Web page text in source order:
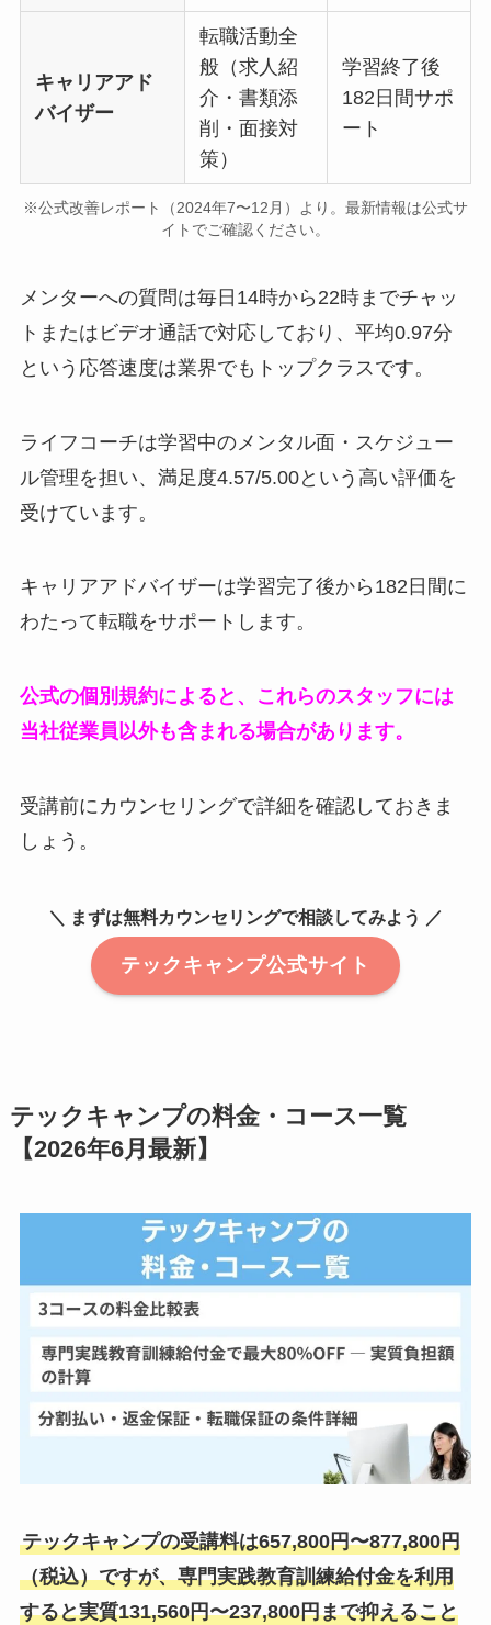
キャリアアド
バイザー
転職活動全
般（求人紹
介・書類添
削・面接対
策）
学習終了後
182日間サポ
ート
※公式改善レポート（2024年7〜12月）より。最新情報は公式サ
イトでご確認ください。
メンターへの質問は毎日14時から22時までチャッ
トまたはビデオ通話で対応しており、平均0.97分
という応答速度は業界でもトップクラスです。
ライフコーチは学習中のメンタル面・スケジュー
ル管理を担い、満足度4.57/5.00という高い評価を
受けています。
キャリアアドバイザーは学習完了後から182日間に
わたって転職をサポートします。
公式の個別規約によると、これらのスタッフには
当社従業員以外も含まれる場合があります。
受講前にカウンセリングで詳細を確認しておきま
しょう。
＼ まずは無料カウンセリングで相談してみよう ／
テックキャンプ公式サイト
テックキャンプの料金・コース一覧
【2026年6月最新】
テックキャンプの受講料は657,800円〜877,800円
（税込）ですが、専門実践教育訓練給付金を利用
すると実質131,560円〜237,800円まで抑えること